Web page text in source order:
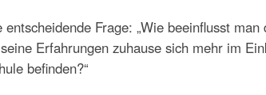
Frage: „Wie beeinflusst
Erfahrungen zuhause sich mehr im
befinden?“